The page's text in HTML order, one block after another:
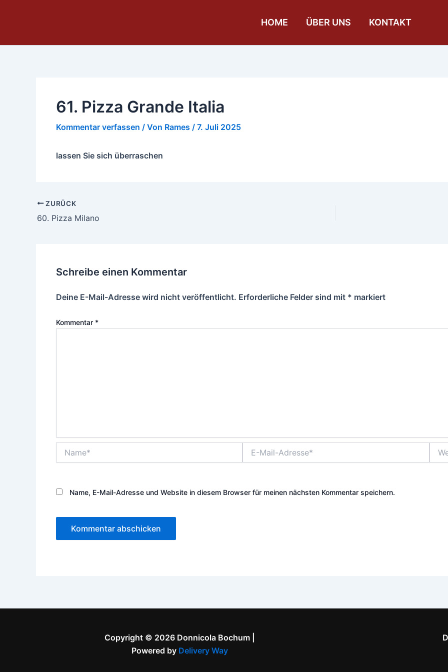
HOME ÜBER UNS KONTAKT
61. Pizza Grande Italia
Kommentar verfassen / Von Rames / 7. Juli 2025
lassen Sie sich überraschen
ZURÜCK
60. Pizza Milano
Schreibe einen Kommentar
Deine E-Mail-Adresse wird nicht veröffentlicht. Erforderliche Felder sind mit * markiert
Kommentar *
Mail-
Name, E-Mail-Adresse und Website in diesem Browser für meinen nächsten Kommentar speichern.
Copyright © 2026 Donnicola Bochum |
Powered by Delivery Way